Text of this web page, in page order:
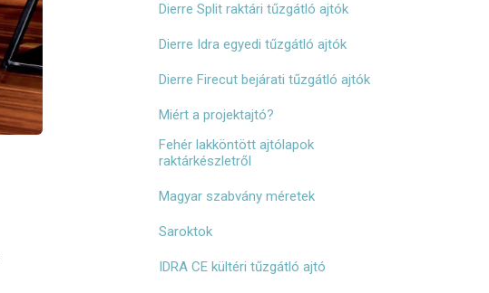
Dierre Split raktári tűzgátló ajtók
Dierre Idra egyedi tűzgátló ajtók
Dierre Firecut bejárati tűzgátló ajtók
Miért a projektajtó?
Fehér lakköntött ajtólapok
raktárkészletről
Magyar szabvány méretek
Saroktok
IDRA CE kültéri tűzgátló ajtó